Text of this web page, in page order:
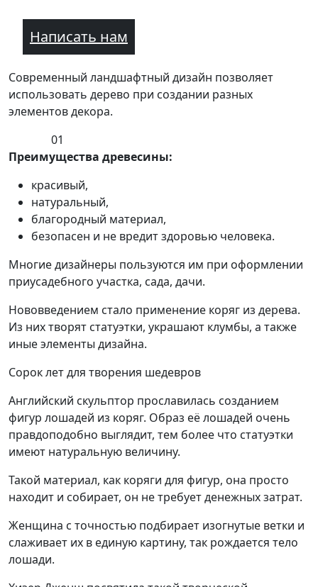
Написать нам
Современный ландшафтный дизайн позволяет
использовать дерево при создании разных
элементов декора.
01
Преимущества древесины:
красивый,
натуральный,
благородный материал,
безопасен и не вредит здоровью человека.
Многие дизайнеры пользуются им при оформлении
приусадебного участка, сада, дачи.
Нововведением стало применение коряг из дерева.
Из них творят статуэтки, украшают клумбы, а также
иные элементы дизайна.
Сорок лет для творения шедевров
Английский скульптор прославилась созданием
фигур лошадей из коряг. Образ её лошадей очень
правдоподобно выглядит, тем более что статуэтки
имеют натуральную величину.
Такой материал, как коряги для фигур, она просто
находит и собирает, он не требует денежных затрат.
Женщина с точностью подбирает изогнутые ветки и
слаживает их в единую картину, так рождается тело
лошади.